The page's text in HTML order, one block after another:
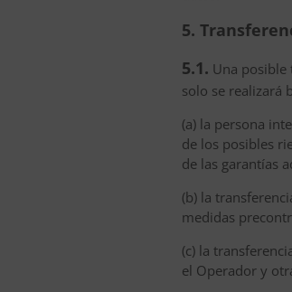
5.
5.1. Una posible
solo se realizará
(a) la persona
de los posibles
de las garantías
(b) la
medidas
(c) la
el Operador y